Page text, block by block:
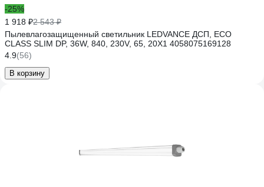
-25%
1 918 ₽2 543 ₽
Пылевлагозащищенный светильник LEDVANCE ДСП, ECO
CLASS SLIM DP, 36W, 840, 230V, 65, 20X1 4058075169128
4.9(56)
В корзину